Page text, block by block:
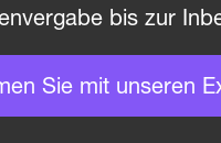
bis zur
Sie mit unseren